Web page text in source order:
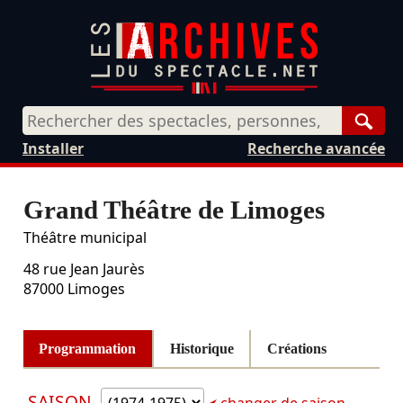
Recherche avancée
Installer
Grand Théâtre de Limoges
Théâtre municipal
48 rue Jean Jaurès
87000 Limoges
Programmation Historique Créations